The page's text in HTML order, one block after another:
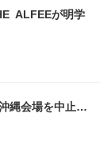
ALFEEが明学
縄会場を中止…